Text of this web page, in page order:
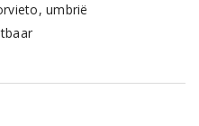
umbrië